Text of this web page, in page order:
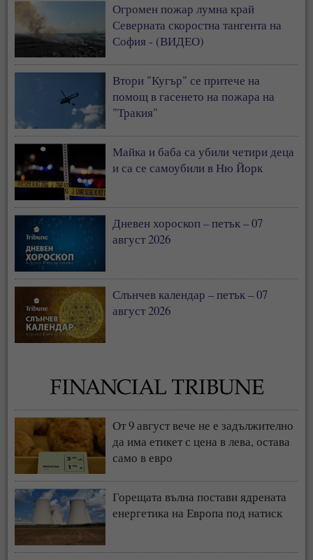
Огромен пожар лумна край
Северната скоростна тангента на
София - (ВИДЕО)
Втори "Кугър" се притече на
помощ в гасенето на пожара на
"Тракия"
Майка и баба са убили четири деца
и са се самоубили в Ню Йорк
Дневен хороскоп – петък – 07
август 2026
Слънчев календар – петък – 07
август 2026
От 9 август вече не е задължително
да има етикет с цена в лева, остава
само в евро
Горещата вълна постави ядрената
енергетика на Европа под натиск